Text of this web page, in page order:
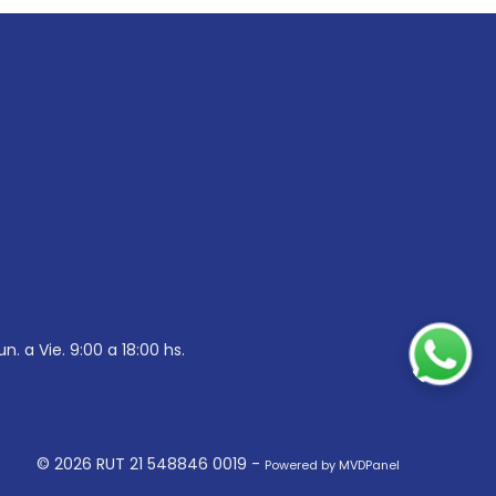
a Vie. 9:00 a 18:00 hs.
© 2026 RUT 21 548846 0019 - Powered by MVDPanel